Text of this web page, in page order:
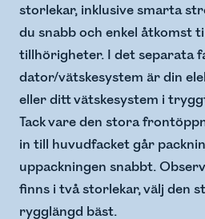
storlekar, inklusive smarta
du snabb och enkel åtkomst
tillhörigheter. I det separata
dator/vätskesystem är din
eller ditt vätskesystem i
Tack vare den stora
in till huvudfacket går
uppackningen snabbt.
finns i två storlekar, välj den
rygglängd bäst.